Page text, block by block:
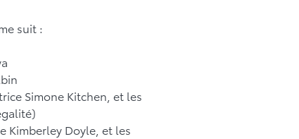
suit :
Simone Kitchen, et les
Kimberley Doyle, et les